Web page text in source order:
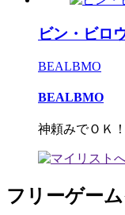
ビン・ビロ
BEALBMO
BEALBMO
神頼みでＯＫ！
フリーゲー